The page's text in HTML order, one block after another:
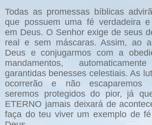
Todas as promessas bíblicas
que possuem uma fé verdadeira e
em Deus. O Senhor exige de seus
real e sem máscaras. Assim, ao
Deus e conjugarmos com a
mandamentos,
garantidas benesses celestiais. As
ocorrerão e não escaparemos
seremos protegidos do pior, já
ETERNO jamais deixará de
faça do teu viver um exemplo de